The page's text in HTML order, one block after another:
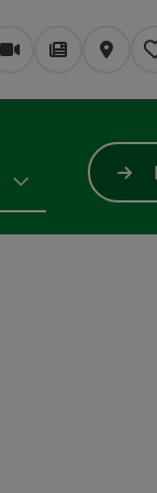
Webové kamery
Časopis/
Mapa